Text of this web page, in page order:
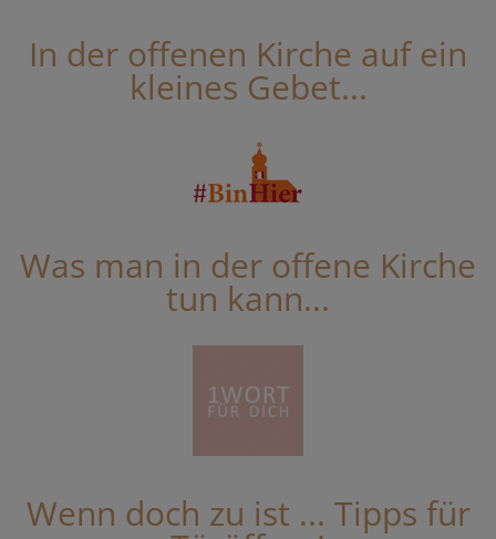
In der offenen Kirche auf ein
kleines Gebet...
Was man in der offene Kirche
tun kann...
Wenn doch zu ist ... Tipps für